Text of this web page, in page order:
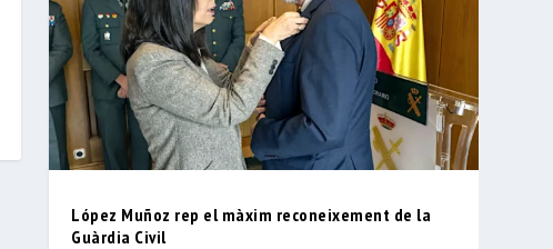
López Muñoz rep el màxim reconeixement de la
Guàrdia Civil